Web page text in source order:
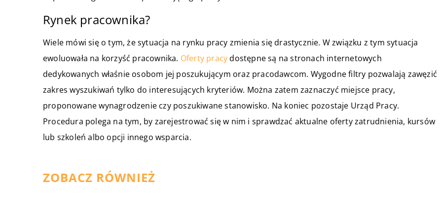
Rynek pracownika?
Wiele mówi się o tym, że sytuacja na rynku pracy zmienia się drastycznie. W związku z tym sytuacja
ewoluowała na korzyść pracownika. Oferty pracydostępne są na stronach internetowych
dedykowanych właśnie osobom jej poszukującym oraz pracodawcom. Wygodne filtry pozwalają zawęzić
zakres wyszukiwań tylko do interesujących kryteriów. Można zatem zaznaczyć miejsce pracy,
proponowane wynagrodzenie czy poszukiwane stanowisko. Na koniec pozostaje Urząd Pracy.
Procedura polega na tym, by zarejestrować się w nim i sprawdzać aktualne oferty zatrudnienia, kursów
lub szkoleń albo opcji innego wsparcia.
ZOBACZ RÓWNIEŻ